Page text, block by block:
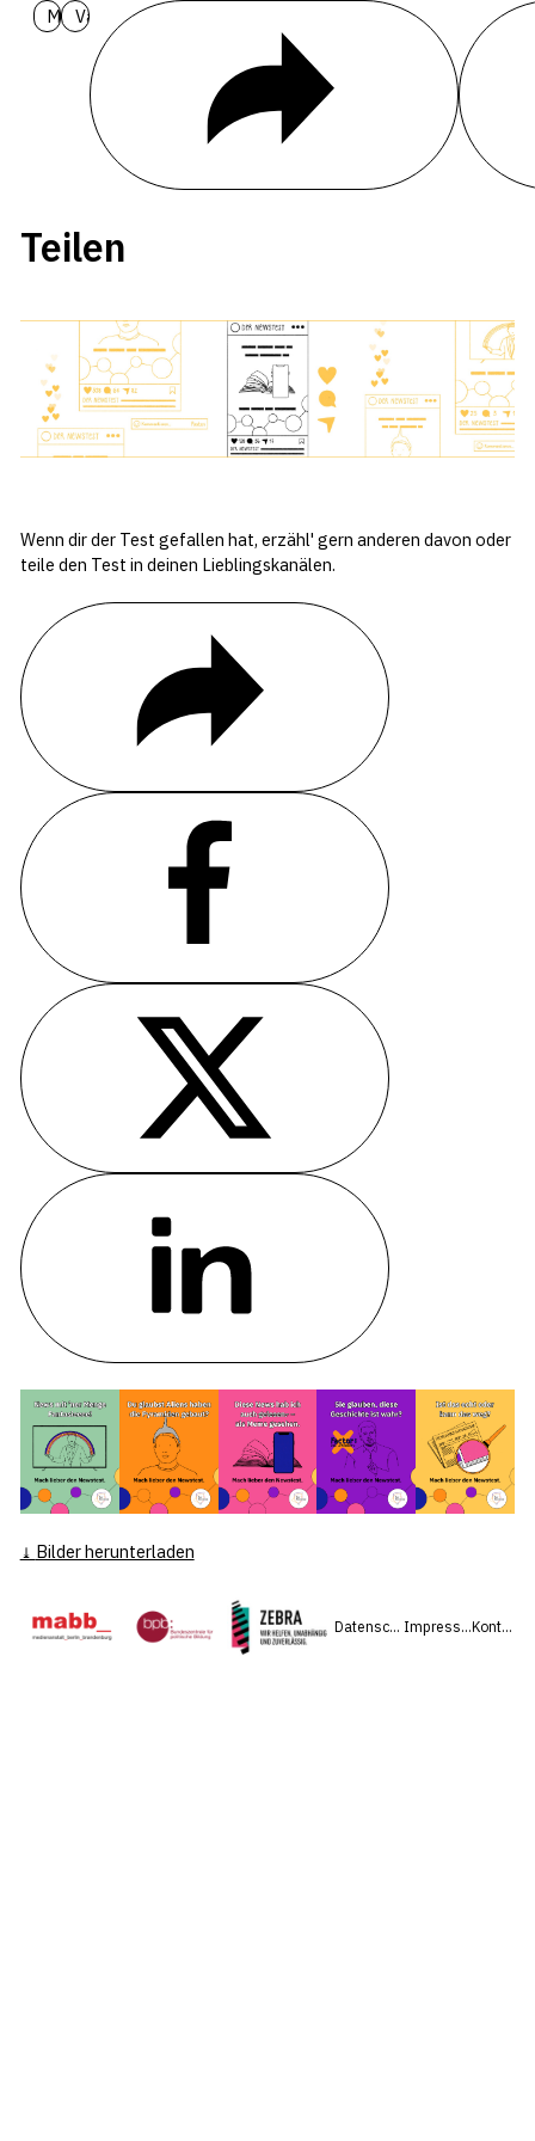
Materialien
Varianten
Teilen
Wenn dir der Test gefallen hat, erzähl' gern anderen davon oder
teile den Test in deinen Lieblingskanälen.
TEILE AUF FACEBOOK
TEILE AUF LINKEDIN
Bilder herunterladen
DatenschutzImpressum Kontakt